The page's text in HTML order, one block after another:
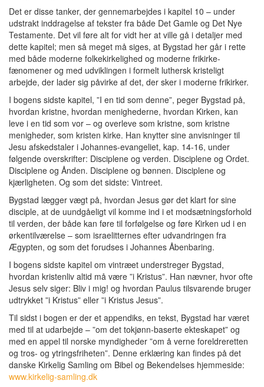
Det er disse tanker, der gennemarbejdes i kapitel 10 – under
udstrakt inddragelse af tekster fra både Det Gamle og Det Nye
Testamente. Det vil føre alt for vidt her at ville gå i detaljer med
dette kapitel; men så meget må siges, at Bygstad her går i rette
med både moderne folkekirkelighed og moderne frikirke-
fænomener og med udviklingen i formelt luthersk kristeligt
arbejde, der lader sig påvirke af det, der sker i moderne frikirker.
I bogens sidste kapitel, ”I en tid som denne”, peger Bygstad på,
hvordan kristne, hvordan menighederne, hvordan Kirken, kan
leve i en tid som vor – og overleve som kristne, som kristne
menigheder, som kristen kirke. Han knytter sine anvisninger til
Jesu afskedstaler i Johannes-evangeliet, kap. 14-16, under
følgende overskrifter: Disciplene og verden. Disciplene og Ordet.
Disciplene og Ånden. Disciplene og bønnen. Disciplene og
kjærligheten. Og som det sidste: Vintreet.
Bygstad lægger vægt på, hvordan Jesus gør det klart for sine
disciple, at de uundgåeligt vil komme ind i et modsætningsforhold
til verden, der både kan føre til forfølgelse og føre Kirken ud i en
ørkentilværelse – som israelitternes efter udvandringen fra
Ægypten, og som det forudses i Johannes Åbenbaring.
I bogens sidste kapitel om vintræet understreger Bygstad,
hvordan kristenliv altid må være ”i Kristus”. Han nævner, hvor ofte
Jesus selv siger: Bliv i mig! og hvordan Paulus tilsvarende bruger
udtrykket ”i Kristus” eller ”i Kristus Jesus”.
Til sidst i bogen er der et appendiks, en tekst, Bygstad har været
med til at udarbejde – ”om det tokjønn-baserte ekteskapet” og
med en appel til norske myndigheder ”om å verne foreldreretten
og tros- og ytringsfriheten”. Denne erklæring kan findes på det
danske Kirkelig Samling om Bibel og Bekendelses hjemmeside:
www.kirkelig-samling.dk